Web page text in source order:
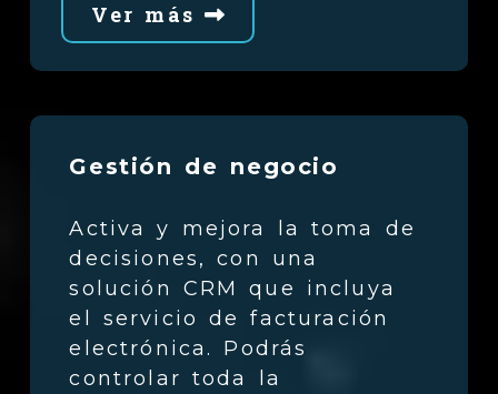
Ver más
Gestión de negocio
Activa y mejora la toma de
decisiones, con una
solución CRM que incluya
el servicio de facturación
electrónica. Podrás
controlar toda la